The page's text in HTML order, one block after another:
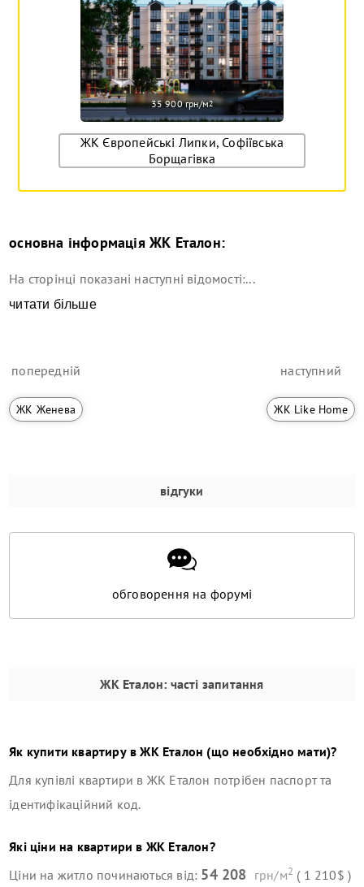
35 900 грн/м2
ЖК Європейські Липки, Софіївська
Борщагівка
основна інформаціяЖК Еталон:
На сторінці показані наступні відомості:...
читати більше
попередній
ЖК Женева
наступний
ЖК Like Home
відгуки
обговорення на форумі
ЖК Еталон: часті запитання
Як купити квартиру вЖК Еталон (що необхідно мати)?
Для купівлі квартири в ЖК Еталон потрібен паспорт та
ідентифікаційний код.
Які ціни на квартири в ЖК Еталон?
Ціни на житло починаються від: 54 208 грн/м2 ( 1 210$ )